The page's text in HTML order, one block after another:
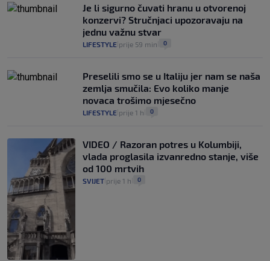
Je li sigurno čuvati hranu u otvorenoj
konzervi? Stručnjaci upozoravaju na
jednu važnu stvar
LIFESTYLE prije 59 min 0
Preselili smo se u Italiju jer nam se naša
zemlja smučila: Evo koliko manje
novaca trošimo mjesečno
LIFESTYLE prije 1 h 0
VIDEO / Razoran potres u Kolumbiji,
vlada proglasila izvanredno stanje, više
od 100 mrtvih
SVIJET prije 1 h 0